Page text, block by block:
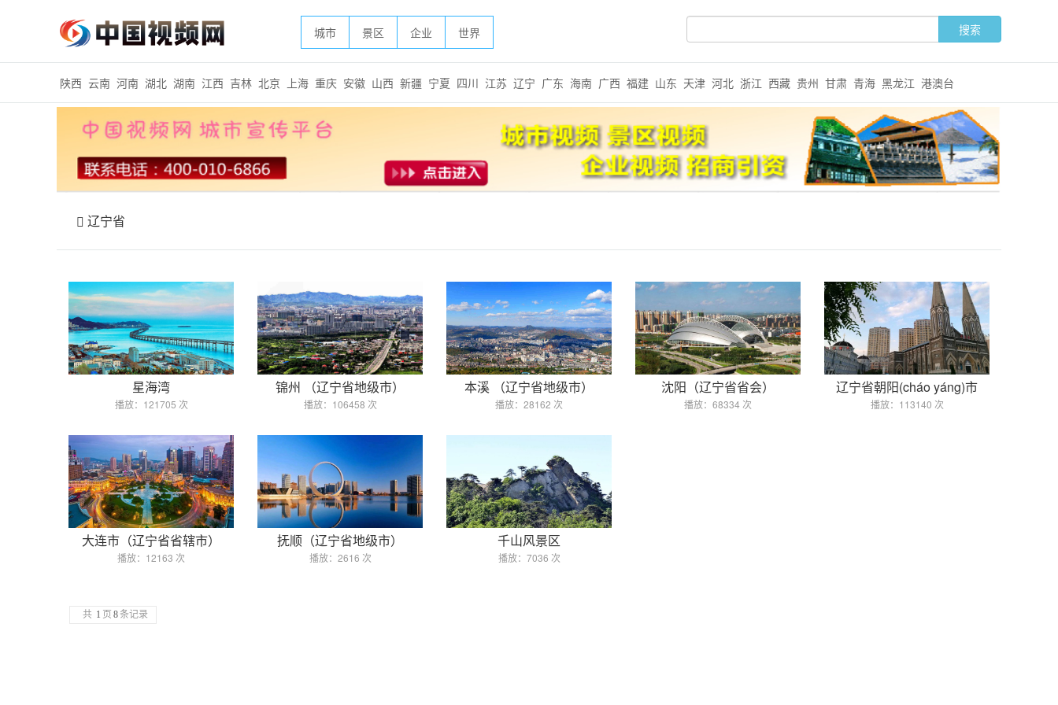
城市 景区 企业 世界
陕西 云南 河南 湖北 湖南 江西 吉林 北京 上海 重庆 安徽 山西 新疆 宁夏 四川 江苏 辽宁 广东 海南 广西 福建 山东 天津 河北 浙江 西藏 贵州 甘肃 青海 黑龙江 港澳台
辽宁省
星海湾
播放：121705 次
锦州 （辽宁省地级市）
播放：106458 次
本溪 （辽宁省地级市）
播放：28162 次
沈阳（辽宁省省会）
播放：68334 次
辽宁省朝阳(cháo yáng)市
播放：113140 次
大连市（辽宁省省辖市）
播放：12163 次
抚顺（辽宁省地级市）
播放：2616 次
千山风景区
播放：7036 次
共 1 页 8 条记录